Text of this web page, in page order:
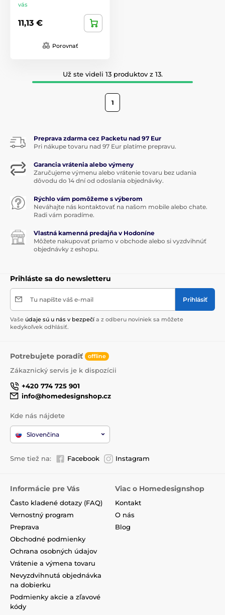
vás
11,13 €
Porovnať
Už ste videli 13 produktov z 13.
1
Preprava zdarma cez Packetu nad 97 Eur
Pri nákupe tovaru nad 97 Eur platíme prepravu.
Garancia vrátenia alebo výmeny
Zaručujeme výmenu alebo vrátenie tovaru bez udania
dôvodu do 14 dní od odoslania objednávky.
Rýchlo vám pomôžeme s výberom
Neváhajte nás kontaktovať na našom mobile alebo chate.
Radi vám poradíme.
Vlastná kamenná predajňa v Hodoníne
Môžete nakupovať priamo v obchode alebo si vyzdvihnúť
objednávky z eshopu.
Prihláste sa do newsletteru
Tu napíšte váš e-mail Prihlásiť
Vaše údaje sú u nás v bezpečí a z odberu noviniek sa môžete
kedykoľvek odhlásiť.
Potrebujete poradiť offline
Zákaznický servis je k dispozícii
+420 774 725 901
info@homedesignshop.cz
Kde nás nájdete
Slovenčina
Sme tiež na: Facebook Instagram
Informácie pre Vás
Často kladené dotazy (FAQ)
Vernostný program
Preprava
Obchodné podmienky
Ochrana osobných údajov
Vrátenie a výmena tovaru
Nevyzdvihnutá objednávka
na dobierku
Podmienky akcie a zľavové
kódy
Viac o Homedesignshop
Kontakt
O nás
Blog